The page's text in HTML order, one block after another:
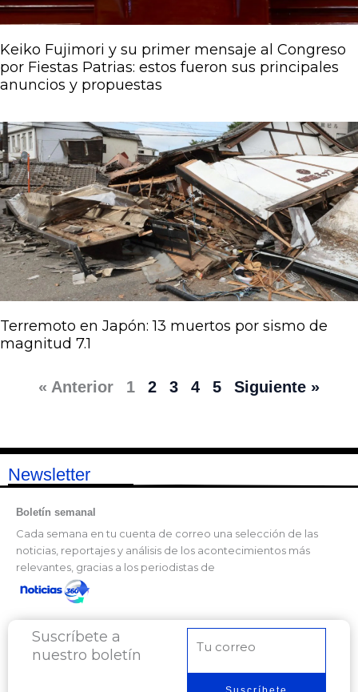
Keiko Fujimori y su primer mensaje al Congreso
por Fiestas Patrias: estos fueron sus principales
anuncios y propuestas
Terremoto en Japón: 13 muertos por sismo de
magnitud 7.1
« Anterior 1 2 3 4 5 Siguiente »
Newsletter
Boletín semanal
Cada semana en tu cuenta de correo una selección de las
noticias, reportajes y análisis de los acontecimientos más
relevantes, gracias a los periodistas de
Suscríbete a
nuestro boletín
electrónico